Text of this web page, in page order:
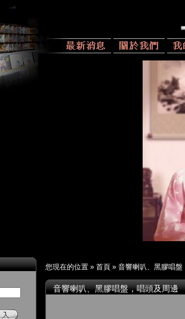
您現在的位置 » 首頁 » 音響喇叭、黑膠唱盤
音響喇叭、黑膠唱盤，唱頭及周邊